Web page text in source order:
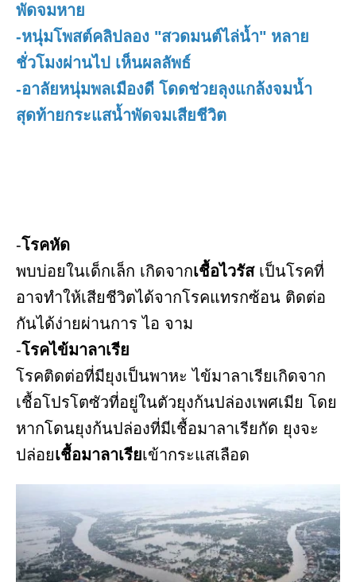
พัดจมหาย
-หนุ่มโพสต์คลิปลอง "สวดมนต์ไล่น้ำ" หลาย
ชั่วโมงผ่านไป เห็นผลลัพธ์
-อาลัยหนุ่มพลเมืองดี โดดช่วยลุงแกล้งจมน้ำ
สุดท้ายกระแสน้ำพัดจมเสียชีวิต
-โรคหัด
พบบ่อยในเด็กเล็ก เกิดจากเชื้อไวรัส เป็นโรคที่
อาจทำให้เสียชีวิตได้จากโรคแทรกซ้อน ติดต่อ
กันได้ง่ายผ่านการ ไอ จาม
-โรคไข้มาลาเรีย
โรคติดต่อที่มียุงเป็นพาหะ ไข้มาลาเรียเกิดจาก
เชื้อโปรโตซัวที่อยู่ในตัวยุงก้นปล่องเพศเมีย โดย
หากโดนยุงก้นปล่องที่มีเชื้อมาลาเรียกัด ยุงจะ
ปล่อยเชื้อมาลาเรียเข้ากระแสเลือด